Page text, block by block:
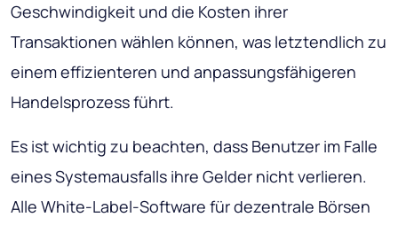
Geschwindigkeit und die Kosten ihrer
Transaktionen wählen können, was letztendlich zu
einem effizienteren und anpassungsfähigeren
Handelsprozess führt.
Es ist wichtig zu beachten, dass Benutzer im Falle
eines Systemausfalls ihre Gelder nicht verlieren.
Alle White-Label-Software für dezentrale Börsen